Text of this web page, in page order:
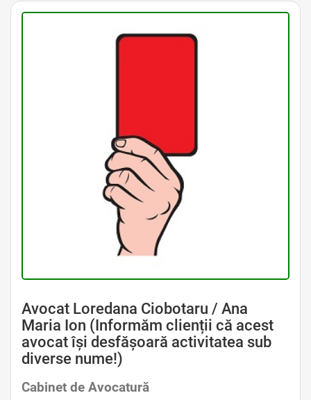
Avocat Loredana Ciobotaru / Ana
Maria Ion (Informăm clienții că acest
avocat își desfășoară activitatea sub
diverse nume!)
Cabinet de Avocatură